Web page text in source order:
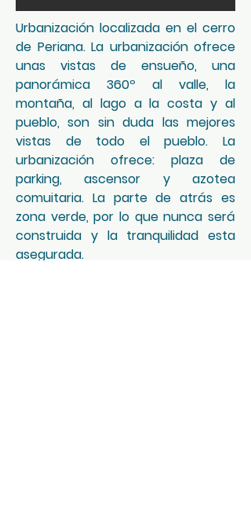
Urbanización localizada en el cerro
de Periana. La urbanización ofrece
unas vistas de ensueño, una
panorámica 360º al valle, la
montaña, al lago a la costa y al
pueblo, son sin duda las mejores
vistas de todo el pueblo. La
urbanización ofrece: plaza de
parking, ascensor y azotea
comuitaria. La parte de atrás es
zona verde, por lo que nunca será
construida y la tranquilidad esta
asegurada.